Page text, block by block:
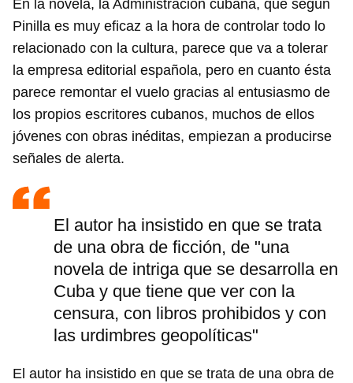
En la novela, la Administración cubana, que según
Pinilla es muy eficaz a la hora de controlar todo lo
relacionado con la cultura, parece que va a tolerar
la empresa editorial española, pero en cuanto ésta
parece remontar el vuelo gracias al entusiasmo de
los propios escritores cubanos, muchos de ellos
jóvenes con obras inéditas, empiezan a producirse
señales de alerta.
El autor ha insistido en que se trata
de una obra de ficción, de "una
novela de intriga que se desarrolla en
Cuba y que tiene que ver con la
censura, con libros prohibidos y con
las urdimbres geopolíticas"
El autor ha insistido en que se trata de una obra de